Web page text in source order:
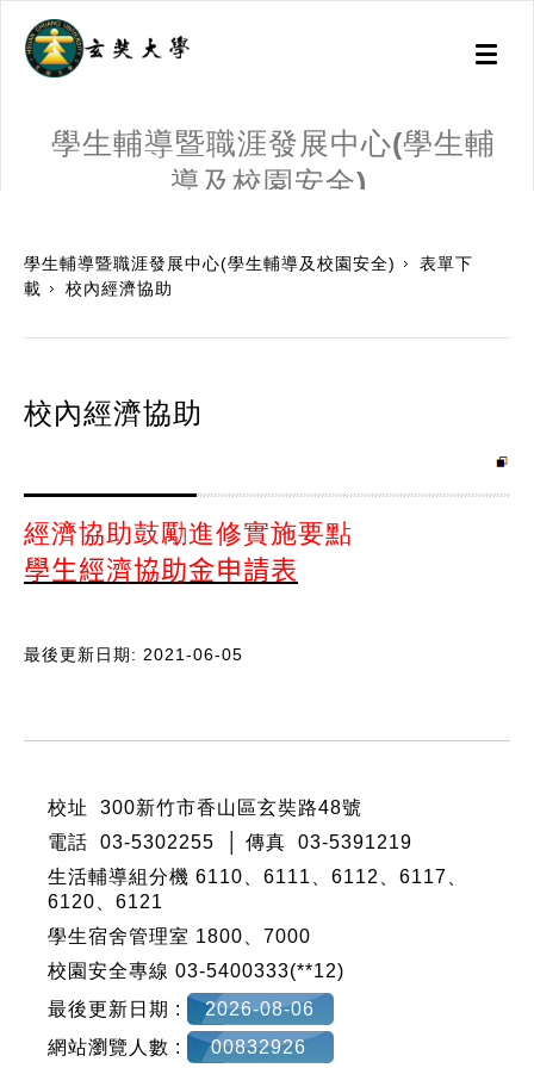
Toggle
學生輔導暨職涯發展中心(學生輔
導及校園安全)
學生輔導暨職涯發展中心(學生輔導及校園安全)
表單下
載
校內經濟協助
校內經濟協助
經濟協助鼓勵進修實施要點
學生經濟協助金申請表
最後更新日期: 2021-06-05
校址 300新竹市香山區玄奘路48號
電話 03-5302255 │ 傳真 03-5391219
生活輔導組分機 6110、6111、6112、6117、
6120、6121
學生宿舍管理室 1800、7000
校園安全專線 03-5400333(**12)
最後更新日期 :
2026-08-06
網站瀏覽人數 :
00832926